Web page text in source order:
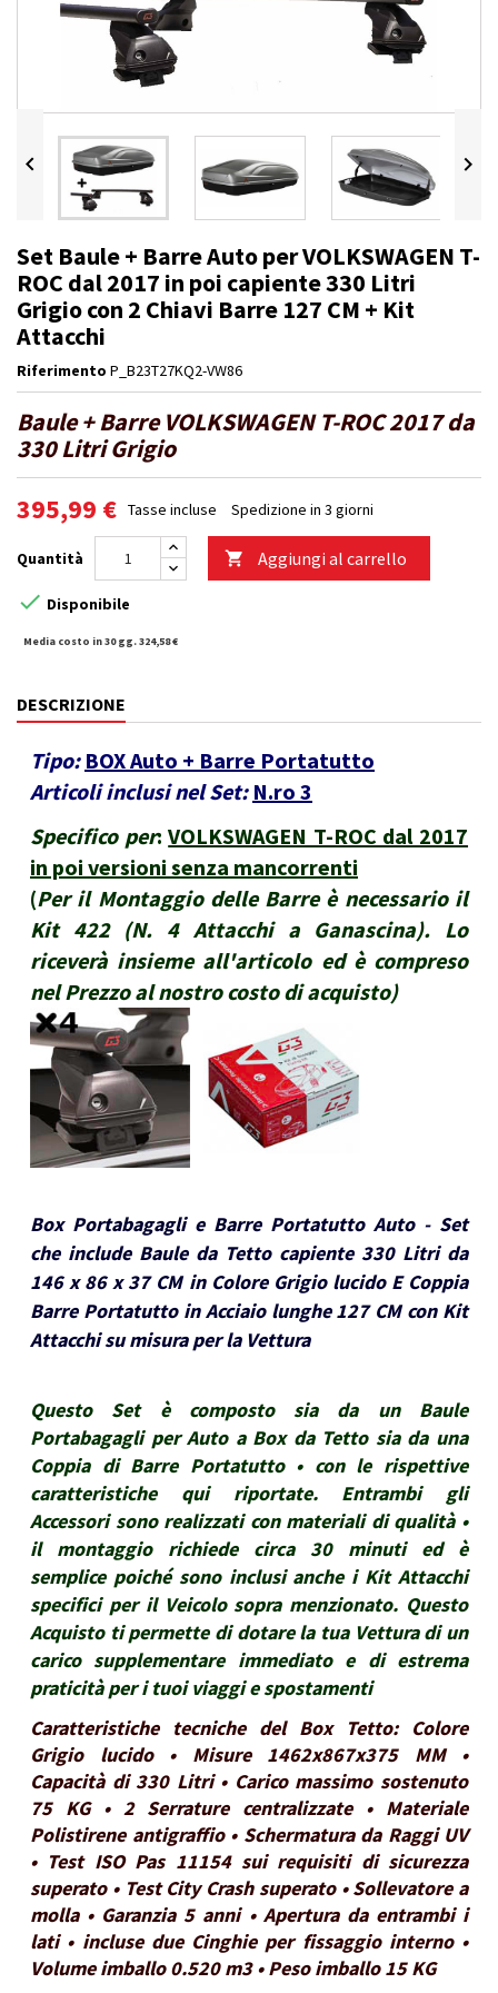
 
Set Baule + Barre Auto per VOLKSWAGEN T-
ROC dal 2017 in poi capiente 330 Litri
Grigio con 2 Chiavi Barre 127 CM + Kit
Attacchi
Riferimento P_B23T27KQ2-VW86
Baule + Barre VOLKSWAGEN T-ROC 2017 da
330 Litri Grigio
395,99 € Tasse incluse Spedizione in 3 giorni
Quantità  Aggiungi al carrello
 Disponibile
Media costo in 30 gg. 324,58 €
DESCRIZIONE
Tipo: BOX Auto + Barre Portatutto
Articoli inclusi nel Set: N.ro 3
Specifico per:VOLKSWAGEN T-ROC dal 2017
in poi versioni senza mancorrenti
(Per il Montaggio delle Barre è necessario il
Kit 422 (N. 4 Attacchi a Ganascina). Lo
riceverà insieme all'articolo ed è compreso
nel Prezzo al nostro costo di acquisto)
Box Portabagagli e Barre Portatutto Auto - Set
che include Baule da Tetto capiente 330 Litri da
146 x 86 x 37 CM in Colore Grigio lucido E Coppia
Barre Portatutto in Acciaio lunghe 127 CM con Kit
Attacchi su misura per la Vettura
Questo Set è composto sia da un Baule
Portabagagli per Auto a Box da Tetto sia da una
Coppia di Barre Portatutto • con le rispettive
caratteristiche qui riportate. Entrambi gli
Accessori sono realizzati con materiali di qualità •
il montaggio richiede circa 30 minuti ed è
semplice poiché sono inclusi anche i Kit Attacchi
specifici per il Veicolo sopra menzionato. Questo
Acquisto ti permette di dotare la tua Vettura di un
carico supplementare immediato e di estrema
praticità per i tuoi viaggi e spostamenti
Caratteristiche tecniche del Box Tetto: Colore
Grigio lucido • Misure 1462x867x375 MM •
Capacità di 330 Litri • Carico massimo sostenuto
75 KG • 2 Serrature centralizzate • Materiale
Polistirene antigraffio • Schermatura da Raggi UV
• Test ISO Pas 11154 sui requisiti di sicurezza
superato • Test City Crash superato • Sollevatore a
molla • Garanzia 5 anni • Apertura da entrambi i
lati • incluse due Cinghie per fissaggio interno •
Volume imballo 0.520 m3 • Peso imballo 15 KG